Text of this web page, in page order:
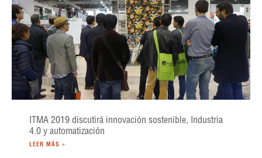
ITMA 2019 discutirá innovación sostenible, Industria
4.0 y automatización
LEER MÁS »